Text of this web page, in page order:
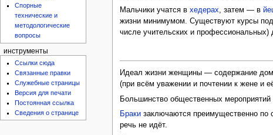
Мальчики учатся вхедерах , затем — в
жизни минимумом. Существуют курсы
числе учительских и профессиональных)
Идеал жизни женщины — содержание
(при всём уважении и почтении к жене и
Большинство общественных
Браки заключаются преимущественно по
речь не идёт.
Спорные
технические и
методологические
вопросы
инструменты
Ссылки сюда
Связанные правки
Служебные страницы
Версия для печати
Постоянная ссылка
Сведения о странице